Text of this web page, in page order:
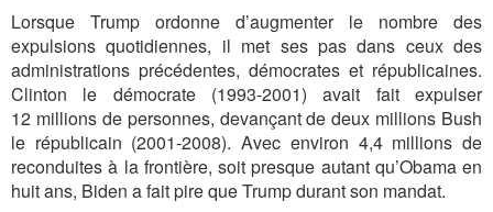
Lorsque Trump ordonne d’augmenter le nombre des
expulsions quotidiennes, il met ses pas dans ceux des
administrations précédentes, démocrates et républicaines.
Clinton le démocrate (1993-2001) avait fait expulser
12 millions de personnes, devançant de deux millions Bush
le républicain (2001-2008). Avec environ 4,4 millions de
reconduites à la frontière, soit presque autant qu’Obama en
huit ans, Biden a fait pire que Trump durant son mandat.